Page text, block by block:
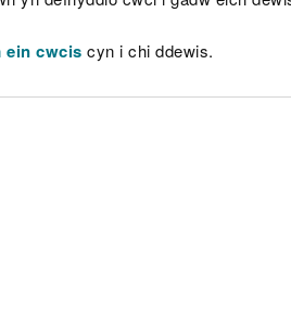
ein cwcis cyn i chi ddewis.